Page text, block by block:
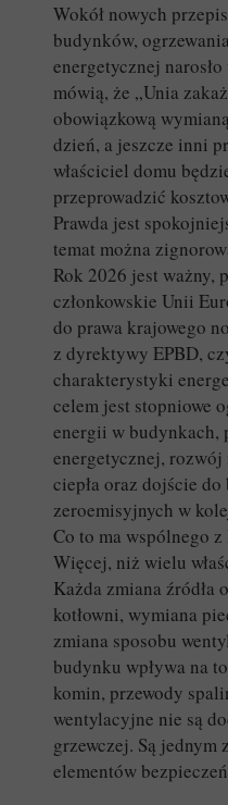
Wokół nowych
budynków,
energetycznej
mówią, że „Unia
obowiązkową
dzień, a jeszcze inni
właściciel domu
przeprowadzić
Prawda jest
temat można
Rok 2026 jest ważny,
członkowskie Unii
do prawa krajowego
z dyrektywy EPBD,
charakterystyki
celem jest stopniowe
energii w budynkach,
energetycznej, rozwój
ciepła oraz dojście
zeroemisyjnych w
Co to ma wspólnego z
Więcej, niż wielu
Każda zmiana źródła
kotłowni, wymiana
zmiana sposobu
budynku wpływa na
komin, przewody
wentylacyjne nie są
grzewczej. Są jednym
elementów